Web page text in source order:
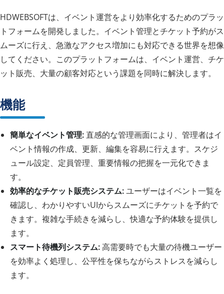
HDWEBSOFTは、イベント運営をより効率化するためのプラッ
トフォームを開発しました。イベント管理とチケット予約がス
ムーズに行え、急激なアクセス増加にも対応できる世界を想像
してください。このプラットフォームは、イベント運営、チケ
ット販売、大量の顧客対応という課題を同時に解決します。
機能
簡単なイベント管理:直感的な管理画面により、管理者はイ
ベント情報の作成、更新、編集を容易に行えます。スケジ
ュール設定、定員管理、重要情報の把握を一元化できま
す。
効率的なチケット販売システム:ユーザーはイベント一覧を
確認し、わかりやすいUIからスムーズにチケットを予約で
きます。複雑な手続きを減らし、快適な予約体験を提供し
ます。
スマート待機列システム:高需要時でも大量の待機ユーザー
を効率よく処理し、公平性を保ちながらストレスを減らし
ます。